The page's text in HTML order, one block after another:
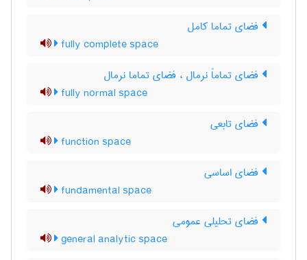
فضای تماما کامل
fully complete space
فضای تماماً نرمال ، فضای تماما نرمال
fully normal space
فضای تابعی
function space
فضای اساسی
fundamental space
فضای تحلیلی عمومی
general analytic space